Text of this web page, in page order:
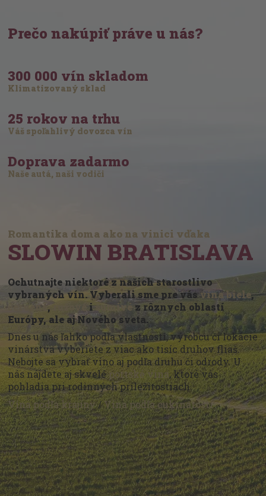
Prečo nakúpiť práve u nás?
300 000 vín skladom
Klimatizovaný sklad
25 rokov na trhu
Váš spoľahlivý dovozca vín
Doprava zadarmo
Naše autá, naši vodiči
Romantika doma ako na vinici vďaka
SLOWIN BRATISLAVA
Ochutnajte niektoré z našich starostlivo
vybraných vín. Vyberali sme pre vásvína biele,
červené, i šumivéz rôznych oblastí
Európy, ale aj Nového sveta.
Dnes u nás ľahko podľa vlastností, výrobcu či lokácie
vinárstva vyberiete z viac ako tisíc druhov fliaš.
Nebojte sa vybrať víno aj podľa druhu či odrody. U
nás nájdete aj skveléportské vína, ktoré vás
pohladia pri rodinných príležitostiach.
Vína podľa krajiny/Vína podľa cukrnatosti